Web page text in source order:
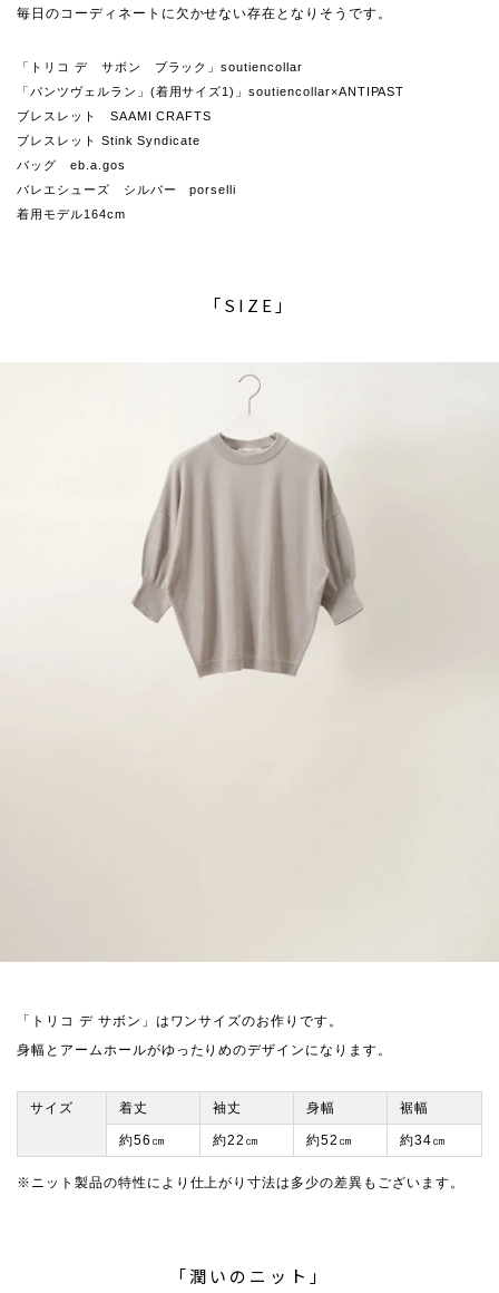
毎日のコーディネートに欠かせない存在となりそうです。
「トリコ デ サボン ブラック」soutiencollar
「パンツヴェルラン」(着用サイズ1)」soutiencollar×ANTIPAST
ブレスレット SAAMI CRAFTS
ブレスレット Stink Syndicate
バッグ eb.a.gos
バレエシューズ シルバー porselli
着用モデル164cm
「SIZE」
「トリコ デ サボン」はワンサイズのお作りです。
身幅とアームホールがゆったりめのデザインになります。
サイズ 着丈 袖丈 身幅 裾幅
約56㎝ 約22㎝ 約52㎝ 約34㎝
※ニット製品の特性により仕上がり寸法は多少の差異もございます。
「潤いのニット」